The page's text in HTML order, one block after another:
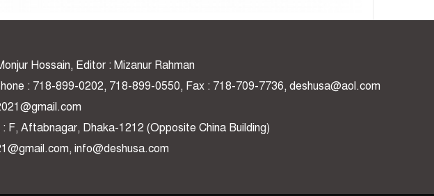
Hossain, Editor : Mizanur Rahman
: 718-899-0202, 718-899-0550, Fax : 718-709-7736, deshusa@aol.com
F, Aftabnagar, Dhaka-1212 (Opposite China Building)
info@deshusa.com